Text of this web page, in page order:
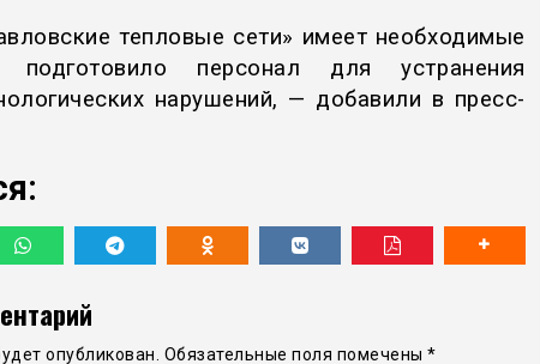
тепловые сети» имеет необходимые
персонал для устранения
нарушений, — добавили в пресс-
опубликован. Обязательные поля помечены *